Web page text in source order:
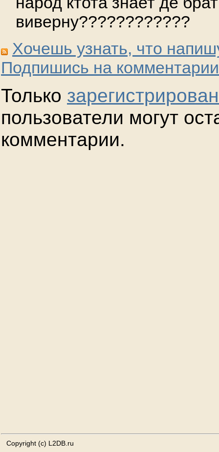
виверну????????????
Хочешь узнать, что
Подпишись на
Только
пользователи могут
комментарии.
Copyright (c) L2DB.ru